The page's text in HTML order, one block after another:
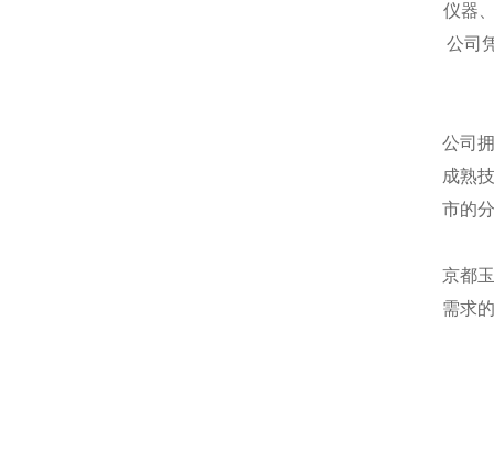
仪器
公司
公司
成熟
市的
京都
需求